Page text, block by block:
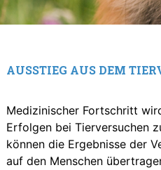
AUSSTIEG AUS DEM
Medizinischer Fortschritt
Erfolgen bei Tierversuchen
können die Ergebnisse der
auf den Menschen